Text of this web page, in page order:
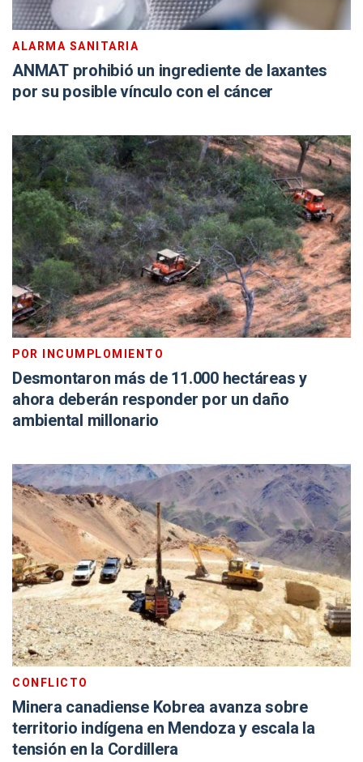
ALARMA SANITARIA
ANMAT prohibió un ingrediente de laxantes
por su posible vínculo con el cáncer
POR INCUMPLOMIENTO
Desmontaron más de 11.000 hectáreas y
ahora deberán responder por un daño
ambiental millonario
CONFLICTO
Minera canadiense Kobrea avanza sobre
territorio indígena en Mendoza y escala la
tensión en la Cordillera